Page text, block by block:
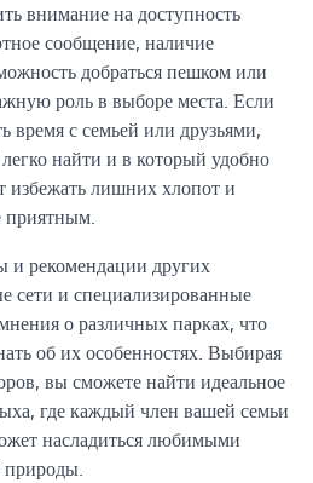
внимание на доступность
сообщение, наличие
добраться пешком или
роль в выборе места. Если
время с семьей или друзьями,
найти и в который удобно
избежать лишних хлопот и
приятным.
и рекомендации других
сети и специализированные
о различных парках, что
об их особенностях. Выбирая
вы сможете найти идеальное
где каждый член вашей семьи
насладиться любимыми
природы.